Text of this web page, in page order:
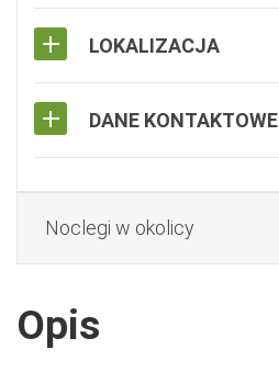
LOKALIZACJA
DANE KONTAKTOWE
Noclegi w okolicy
Opis